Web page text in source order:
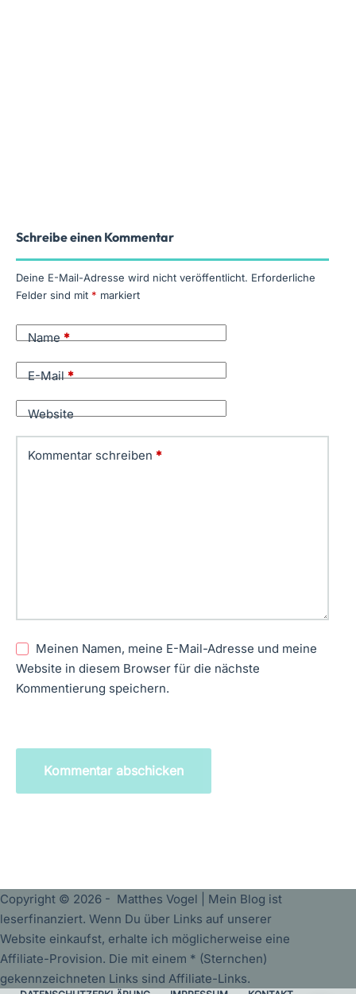
Schreibe einen Kommentar
Deine E-Mail-Adresse wird nicht veröffentlicht. Erforderliche
Felder sind mit * markiert
Name*
E-Mail*
Website
Kommentar schreiben *
Meinen Namen, meine E-Mail-Adresse und meine
Website in diesem Browser für die nächste
Kommentierung speichern.
Kommentar abschicken
Copyright © 2026 - Matthes Vogel | Mein Blog ist
leserfinanziert. Wenn Du über Links auf unserer
Website einkaufst, erhalte ich möglicherweise eine
Affiliate-Provision. Die mit einem * (Sternchen)
gekennzeichneten Links sind Affiliate-Links.